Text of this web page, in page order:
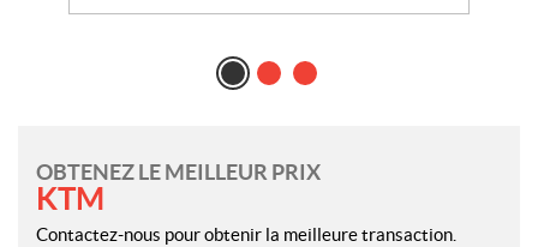
OBTENEZ LE MEILLEUR PRIX
KTM
Contactez-nous pour obtenir la meilleure transaction.